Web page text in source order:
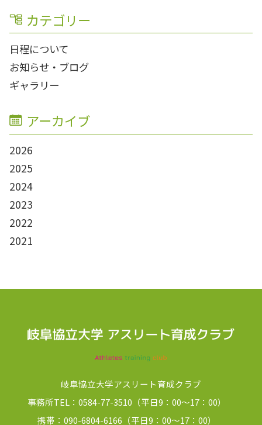
カテゴリー
日程について
お知らせ・ブログ
ギャラリー
アーカイブ
2026
2025
2024
2023
2022
2021
岐阜協立大学アスリート育成クラブ
事務所TEL：0584-77-3510（平日9：00～17：00）
携帯：090-6804-6166（平日9：00～17：00）